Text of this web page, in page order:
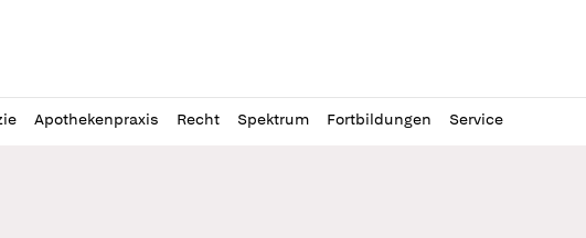
Apothekenpraxis Recht Spektrum Fortbildungen Service
Logo